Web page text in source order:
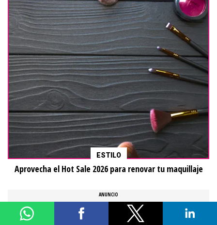
ESTILO
Aprovecha el Hot Sale 2026 para renovar tu maquillaje